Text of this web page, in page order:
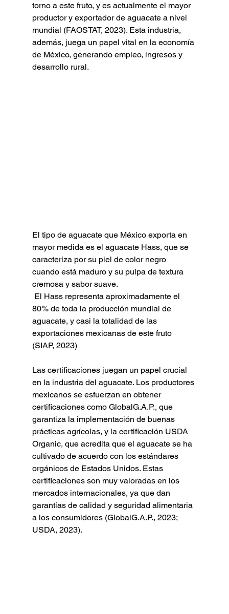
torno a este fruto, y es actualmente el mayor
productor y exportador de aguacate a nivel
mundial (FAOSTAT, 2023). Esta industria,
además, juega un papel vital en la economía
de México, generando empleo, ingresos y
desarrollo rural.
El tipo de aguacate que México exporta en
mayor medida es el aguacate Hass, que se
caracteriza por su piel de color negro
cuando está maduro y su pulpa de textura
cremosa y sabor suave.
80% de toda la producción mundial de
aguacate, y casi la totalidad de las
exportaciones mexicanas de este fruto
(SIAP, 2023)
Las certificaciones juegan un papel crucial
en la industria del aguacate. Los productores
mexicanos se esfuerzan en obtener
certificaciones como GlobalG.A.P., que
garantiza la implementación de buenas
prácticas agrícolas, y la certificación USDA
Organic, que acredita que el aguacate se ha
cultivado de acuerdo con los estándares
orgánicos de Estados Unidos. Estas
certificaciones son muy valoradas en los
mercados internacionales, ya que dan
garantías de calidad y seguridad alimentaria
a los consumidores (GlobalG.A.P., 2023;
USDA, 2023).